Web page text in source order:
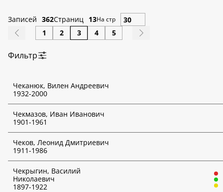
Записей 362Страниц 13На стр
1 2 3 4 5
Фильтр
А Б В Г Д Е Ж З И К
Х Ц Ч Ш
Творческие объединения
Выбрать творческое объединение
Наличие индикаторов инвестиционного риска
Неважно
Чеканюк, Вилен Андреевич
1932-2000
Чекмазов, Иван Иванович
1901-1961
Чеков, Леонид Дмитриевич
1911-1986
Чекрыгин, Василий
Николаевич
1897-1922